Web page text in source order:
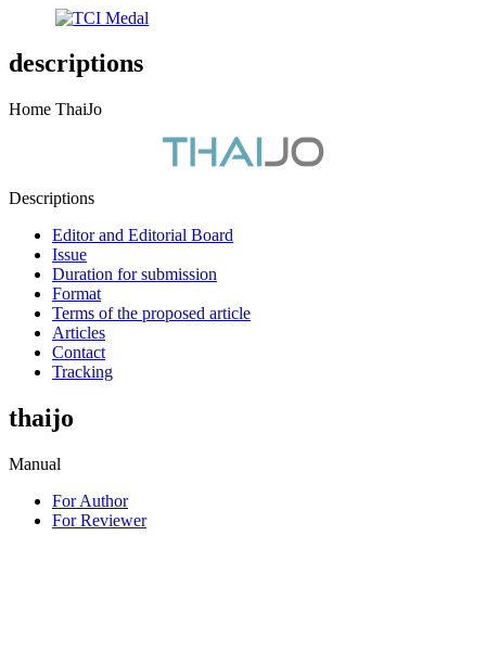
descriptions
Home ThaiJo
Descriptions
Editor and Editorial Board
Issue
Duration for submission
Format
Terms of the proposed article
Articles
Contact
Tracking
thaijo
Manual
For Author
For Reviewer